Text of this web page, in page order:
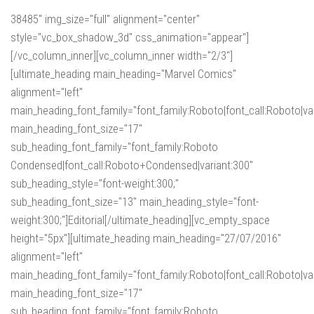
38485" img_size="full" alignment="center"
style="vc_box_shadow_3d" css_animation="appear"]
[/vc_column_inner][vc_column_inner width="2/3"]
[ultimate_heading main_heading="Marvel Comics"
alignment="left"
main_heading_font_size="17"
sub_heading_font_family="font_family:Roboto
Condensed|font_call:Roboto+Condensed|variant:300"
sub_heading_style="font-weight:300;"
sub_heading_font_size="13" main_heading_style="font-
weight:300;"]Editorial[/ultimate_heading][vc_empty_space
height="5px"][ultimate_heading main_heading="27/07/2016"
alignment="left"
main_heading_font_size="17"
sub_heading_font_family="font_family:Roboto